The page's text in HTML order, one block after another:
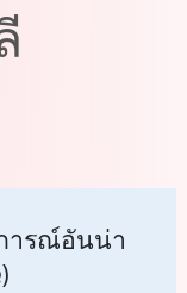
ารณ์อันน่า